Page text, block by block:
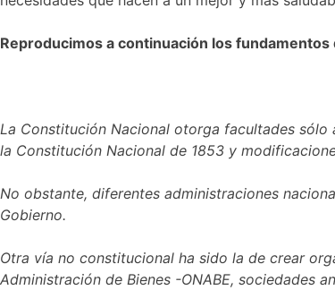
Reproducimos a continuación los
La Constitución Nacional otorga facultades
la Constitución Nacional de 1853 y
No obstante, diferentes administraciones
Gobierno.
Otra vía no constitucional ha sido la de crear
Administración de Bienes -ONABE, sociedades